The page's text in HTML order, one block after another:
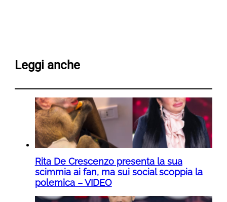
Leggi anche
Rita De Crescenzo presenta la sua
scimmia ai fan, ma sui social scoppia la
polemica – VIDEO